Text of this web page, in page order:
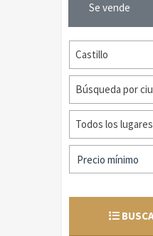
Se vende
Castillo
Búsqueda por
Todos los lugares